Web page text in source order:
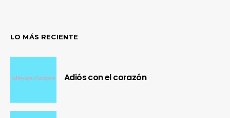
LO MÁS RECIENTE
Adiós con el corazón